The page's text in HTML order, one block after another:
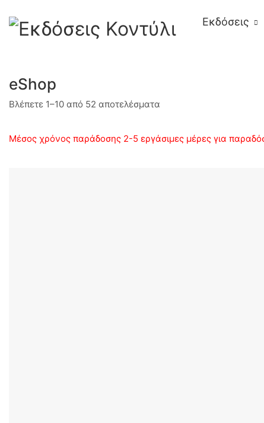
Εκδόσεις
eShop
Βλέπετε 1–10 από 52 αποτελέσματα
Μέσος χρόνος παράδοσης 2-5 εργάσιμες μέρες για